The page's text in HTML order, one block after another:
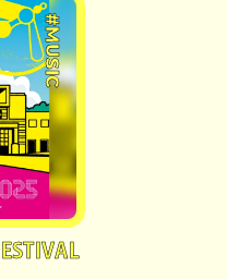
#MUSIC